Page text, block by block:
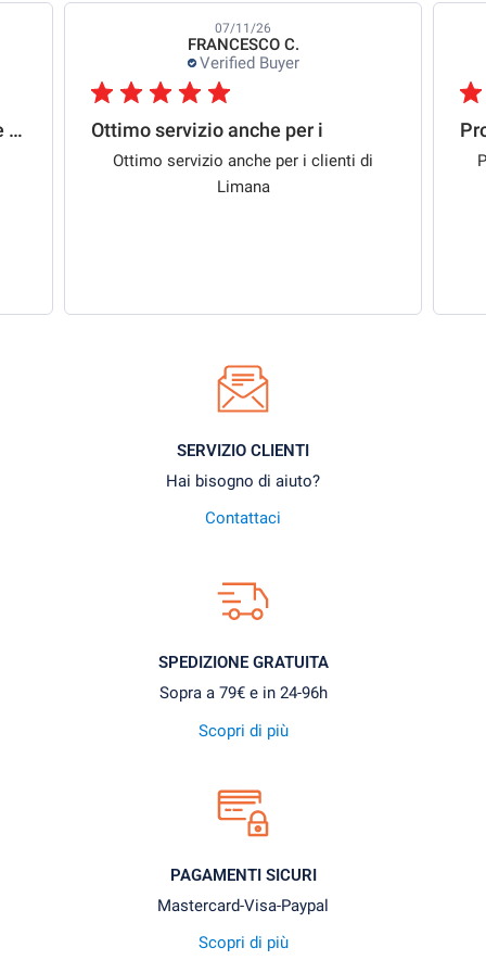
0ttimo rapporto qualità/prezzo e spedizione
FRANCESCO C.
Verified Buyer
07/11/26
Ottimo servizio anche per i
Ottimo servizio anche per i clienti di
Limana
SERVIZIO CLIENTI
Hai bisogno di aiuto?
Contattaci
SPEDIZIONE GRATUITA
Sopra a 79€ e in 24-96h
Scopri di più
PAGAMENTI SICURI
Mastercard-Visa-Paypal
Scopri di più